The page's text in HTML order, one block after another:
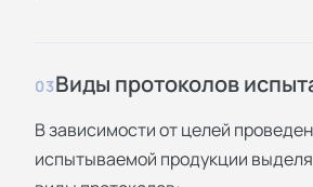
03Виды протоколов
В зависимости от целей
испытываемой продукции